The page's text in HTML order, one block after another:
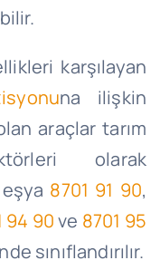
karşılayan
na ilişkin
araçlar tarım
olarak
eşya 8701 91 90,
94 90ve 8701 95
sınıflandırılır.